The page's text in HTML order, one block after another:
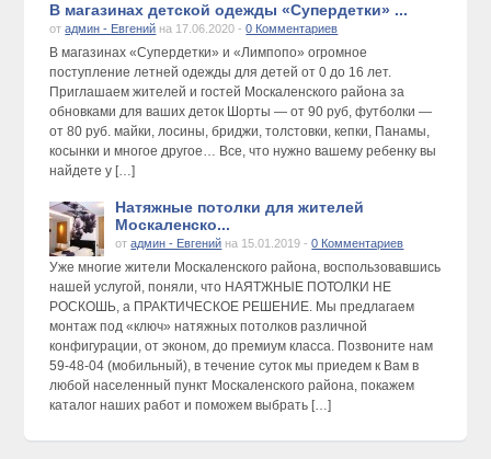
В магазинах детской одежды «Супердетки» ...
отадмин - Евгений на 17.06.2020 -0 Комментариев
В магазинах «Супердетки» и «Лимпопо» огромное
поступление летней одежды для детей от 0 до 16 лет.
Приглашаем жителей и гостей Москаленского района за
обновками для ваших деток Шорты — от 90 руб, футболки —
от 80 руб. майки, лосины, бриджи, толстовки, кепки, Панамы,
косынки и многое другое… Все, что нужно вашему ребенку вы
найдете у […]
Натяжные потолки для жителей
Москаленско...
отадмин - Евгений на 15.01.2019 -0 Комментариев
Уже многие жители Москаленского района, воспользовавшись
нашей услугой, поняли, что НАЯТЖНЫЕ ПОТОЛКИ НЕ
РОСКОШЬ, а ПРАКТИЧЕСКОЕ РЕШЕНИЕ. Мы предлагаем
монтаж под «ключ» натяжных потолков различной
конфигурации, от эконом, до премиум класса. Позвоните нам
59-48-04 (мобильный), в течение суток мы приедем к Вам в
любой населенный пункт Москаленского района, покажем
каталог наших работ и поможем выбрать […]